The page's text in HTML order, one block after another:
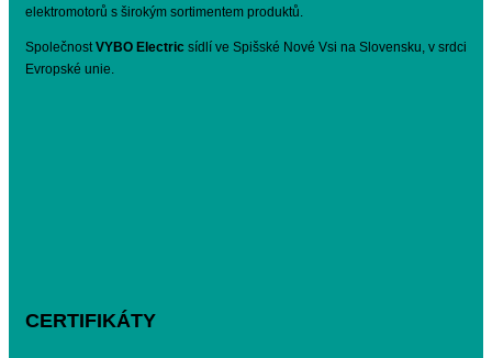
elektromotorů s širokým sortimentem produktů.
SpolečnostVYBO Electric sídlí ve Spišské Nové Vsi na Slovensku, v srdci
Evropské unie.
CERTIFIKÁTY